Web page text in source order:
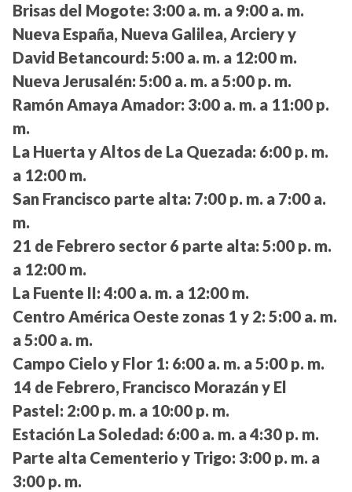
Brisas del Mogote: 3:00 a. m. a 9:00 a. m.
Nueva España, Nueva Galilea, Arciery y
David Betancourd: 5:00 a. m. a 12:00 m.
Nueva Jerusalén: 5:00 a. m. a 5:00 p. m.
Ramón Amaya Amador: 3:00 a. m. a 11:00 p.
m.
La Huerta y Altos de La Quezada: 6:00 p. m.
a 12:00 m.
San Francisco parte alta: 7:00 p. m. a 7:00 a.
m.
21 de Febrero sector 6 parte alta: 5:00 p. m.
a 12:00 m.
La Fuente II: 4:00 a. m. a 12:00 m.
Centro América Oeste zonas 1 y 2: 5:00 a. m.
a 5:00 a. m.
Campo Cielo y Flor 1: 6:00 a. m. a 5:00 p. m.
14 de Febrero, Francisco Morazán y El
Pastel: 2:00 p. m. a 10:00 p. m.
Estación La Soledad: 6:00 a. m. a 4:30 p. m.
Parte alta Cementerio y Trigo: 3:00 p. m. a
3:00 p. m.